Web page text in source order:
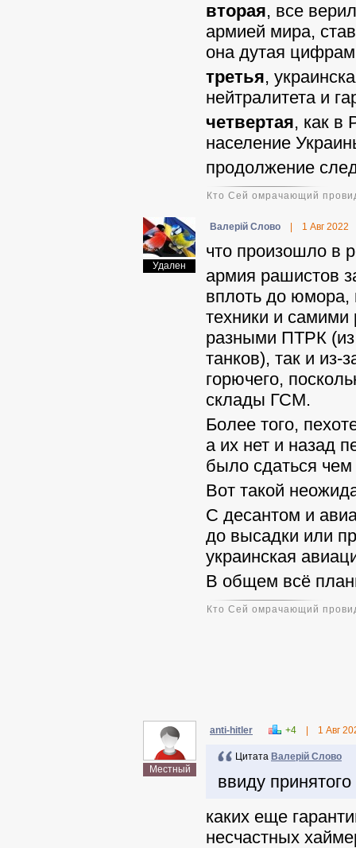
вторая, все
армией мира,
она дутая
третья,
нейтралитета и
четвертая, как в
население
продолжение
Кто Сей омрачающий
Удален
Валерій Слово 1 Авг 2022
что произошло в
армия рашистов
вплоть до юмора,
техники и самими
разными ПТРК (из
танков), так и из-
горючего,
склады ГСМ.
Более того,
а их нет и назад
было сдаться
Вот такой
С десантом и
до высадки или
украинская
В общем всё
Кто Сей омрачающий
Местный
anti-hitler +4 1 Авг
Цитата Валерій Слово
ввиду
каких еще
несчастных